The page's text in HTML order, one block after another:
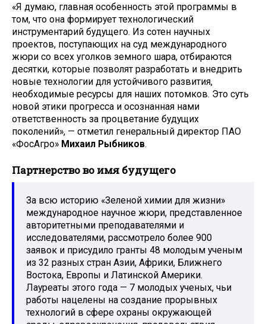
«Я думаю, главная особенность этой программы в
том, что она формирует технологический
инструментарий будущего. Из сотен научных
проектов, поступающих на суд международного
жюри со всех уголков земного шара, отбираются
десятки, которые позволят разработать и внедрить
новые технологии для устойчивого развития,
необходимые ресурсы для наших потомков. Это суть
новой этики прогресса и осознанная нами
ответственность за процветание будущих
поколений», — отметил генеральный директор ПАО
«ФосАгро» Михаил Рыбников.
Партнерство во имя будущего
За всю историю «Зеленой химии для жизни»
международное научное жюри, представленное
авторитетными преподавателями и
исследователями, рассмотрело более 900
заявок и присудило гранты 48 молодым ученым
из 32 разных стран Азии, Африки, Ближнего
Востока, Европы и Латинской Америки.
Лауреаты этого года ​— 7 молодых ученых, чьи
работы нацелены на создание прорывных
технологий в сфере охраны окружающей